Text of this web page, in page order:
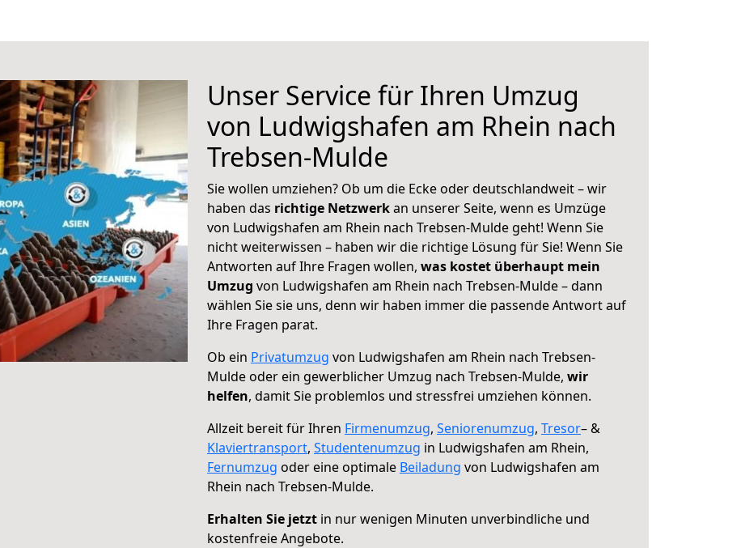
Unser Service für Ihren Umzug
von Ludwigshafen am Rhein nach
Trebsen-Mulde
Sie wollen umziehen? Ob um die Ecke oder deutschlandweit – wir
haben das richtige Netzwerkan unserer Seite, wenn es Umzüge
von Ludwigshafen am Rhein nach Trebsen-Mulde geht! Wenn Sie
nicht weiterwissen – haben wir die richtige Lösung für Sie! Wenn Sie
Antworten auf Ihre Fragen wollen, was kostet überhaupt mein
Umzug von Ludwigshafen am Rhein nach Trebsen-Mulde – dann
wählen Sie sie uns, denn wir haben immer die passende Antwort auf
Ihre Fragen parat.
Ob ein Privatumzug von Ludwigshafen am Rhein nach Trebsen-
Mulde oder ein gewerblicher Umzug nach Trebsen-Mulde, wir
helfen, damit Sie problemlos und stressfrei umziehen können.
Allzeit bereit für Ihren Firmenumzug, Seniorenumzug, Tresor– &
Klaviertransport, Studentenumzug in Ludwigshafen am Rhein,
Fernumzug oder eine optimale Beiladung von Ludwigshafen am
Rhein nach Trebsen-Mulde.
Erhalten Sie jetzt in nur wenigen Minuten unverbindliche und
kostenfreie Angebote.